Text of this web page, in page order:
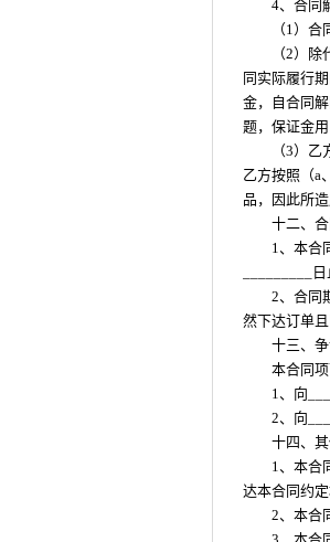
4、合同
（1）
（2）
同实际履行
金，自合同
题，保证金
（3）
乙方按照（a
品，因此所
十二、
1、本合
_________
2、合同
然下达订单
十三、
本合同
1、向
2、向
十四、
1、本合
达本合同约
2、本合